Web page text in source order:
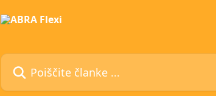
Poiščite članke ...